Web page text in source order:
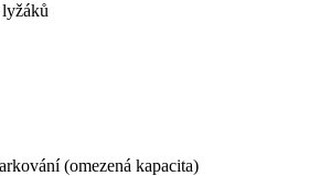
(omezená kapacita)